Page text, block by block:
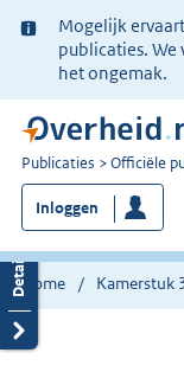
Ter
informatie:
Mogelijk
publicaties. We
het ongemak.
U
bent
nu
hier:
Publicaties Officiële
Inloggen
Home Kamerstuk